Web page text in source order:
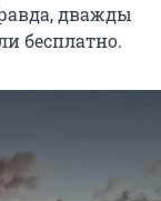
дважды
бесплатно.